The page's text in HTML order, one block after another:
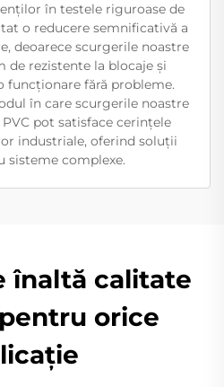
în testele riguroase de
o reducere semnificativă a
deoarece scurgerile noastre
de rezistente la blocaje și
funcționare fără probleme.
în care scurgerile noastre
pot satisface cerințele
industriale, oferind soluții
sisteme complexe.
înaltă calitate
orice